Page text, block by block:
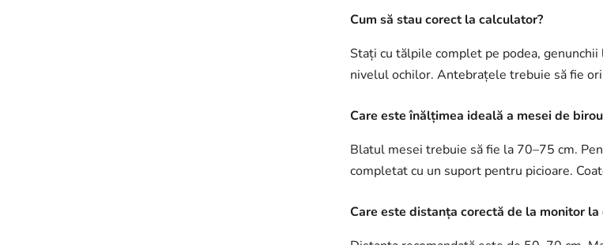
Cum să stau corect la calculator?
Stați cu tălpile complet pe podea,
nivelul ochilor. Antebrațele trebuie să fie
Care este înălțimea ideală a mesei de
Blatul mesei trebuie să fie la 70–75 cm.
completat cu un suport pentru picioare.
Care este distanța corectă de la monitor la